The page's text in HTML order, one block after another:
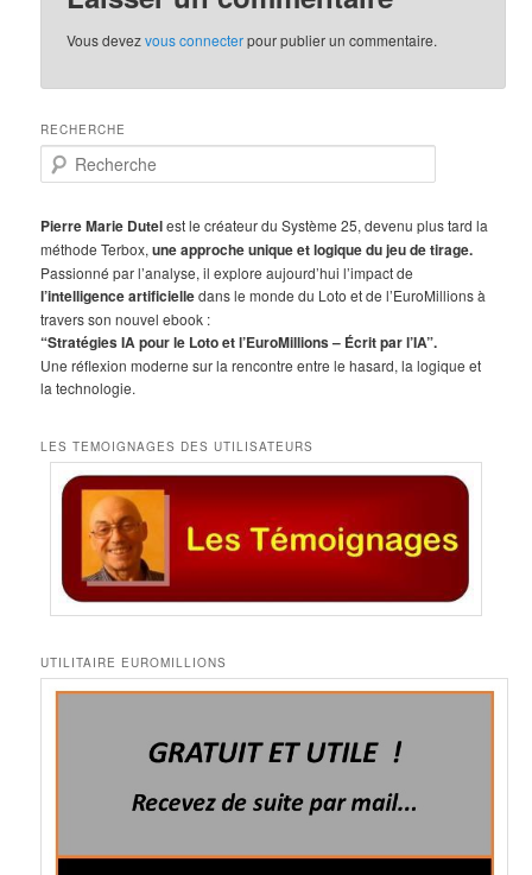
Vous devezvous connecterpour publier un commentaire.
RECHERCHE
e
h
e
r
c
h
e
Pierre Marie Dutelest le créateur du Système 25, devenu plus tard la
méthode Terbox,une approche unique et logique du jeu de tirage.
Passionné par l’analyse, il explore aujourd’hui l’impact de
l’intelligence artificielledans le monde du Loto et de l’EuroMillions à
travers son nouvel ebook :
“Stratégies IA pour le Loto et l’EuroMillions – Écrit par l’IA”.
Une réflexion moderne sur la rencontre entre le hasard, la logique et
la technologie.
LES TEMOIGNAGES DES UTILISATEURS
UTILITAIRE EUROMILLIONS